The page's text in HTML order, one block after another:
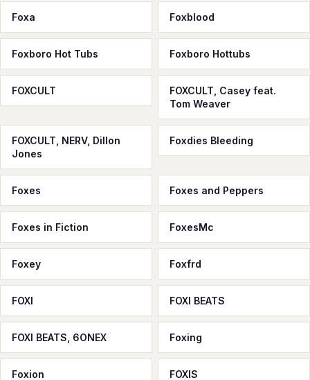
Foxa Foxblood
Foxboro Hot Tubs Foxboro Hottubs
FOXCULT
FOXCULT, Casey feat.
Tom Weaver
FOXCULT, NERV, Dillon
Jones
Foxdies Bleeding
Foxes Foxes and Peppers
Foxes in Fiction FoxesMc
Foxey Foxfrd
FOXI FOXI BEATS
FOXI BEATS, 6ONEX Foxing
Foxion FOXIS